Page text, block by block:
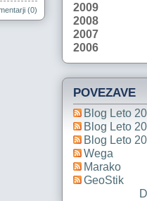
(0)
2009
2008
2007
2006
POVEZAVE
Blog Leto
Blog Leto
Blog Leto
Wega
Marako
GeoStik